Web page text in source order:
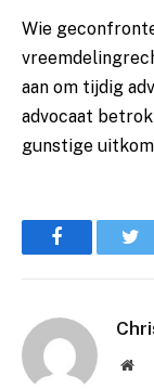
Wie
aan om tijdig
advocaat
gunstige
Facebook